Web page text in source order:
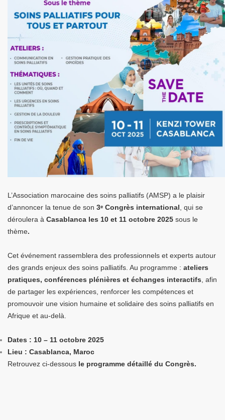
L’Association marocaine des soins palliatifs (AMSP) a le plaisir
d’annoncer la tenue de son 3ᵉ Congrès international , qui se
déroulera à Casablanca les 10 et 11 octobre 2025 sous le
thème.
Cet événement rassemblera des professionnels et experts autour
des grands enjeux des soins palliatifs. Au programme : ateliers
pratiques, conférences plénières et échanges interactifs , afin
de partager les expériences, renforcer les compétences et
promouvoir une vision humaine et solidaire des soins palliatifs en
Afrique et au-delà.
Dates : 10 – 11 octobre 2025
Lieu : Casablanca, Maroc
Retrouvez ci-dessous le programme détaillé du Congrès.